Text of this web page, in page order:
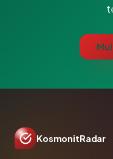
KosmonitRadar